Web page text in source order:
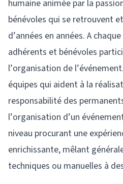
humaine animée par la
bénévoles qui se retrouvent
d’années en années. A
adhérents et bénévoles
l’organisation de
équipes qui aident à la
responsabilité des
l’organisation d’un
niveau procurant une
enrichissante, mêlant
techniques ou manuelles à